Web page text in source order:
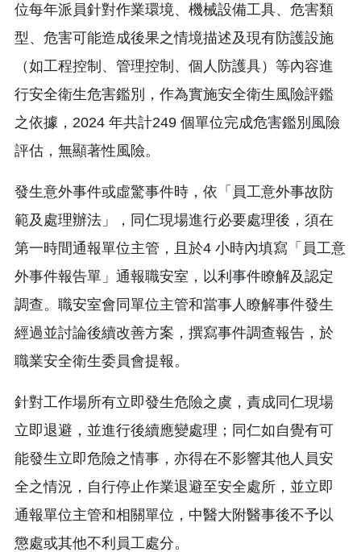
位每年派員針對作業環境、機械設備工具、危害類
型、危害可能造成後果之情境描述及現有防護設施
（如工程控制、管理控制、個人防護具）等內容進
行安全衛生危害鑑別，作為實施安全衛生風險評鑑
之依據，2024 年共計249 個單位完成危害鑑別風險
評估，無顯著性風險。
發生意外事件或虛驚事件時，依「員工意外事故防
範及處理辦法」，同仁現場進行必要處理後，須在
第一時間通報單位主管，且於4 小時內填寫「員工意
外事件報告單」通報職安室，以利事件瞭解及認定
調查。職安室會同單位主管和當事人瞭解事件發生
經過並討論後續改善方案，撰寫事件調查報告，於
職業安全衛生委員會提報。
針對工作場所有立即發生危險之虞，責成同仁現場
立即退避，並進行後續應變處理；同仁如自覺有可
能發生立即危險之情事，亦得在不影響其他人員安
全之情況，自行停止作業退避至安全處所，並立即
通報單位主管和相關單位，中醫大附醫事後不予以
懲處或其他不利員工處分。